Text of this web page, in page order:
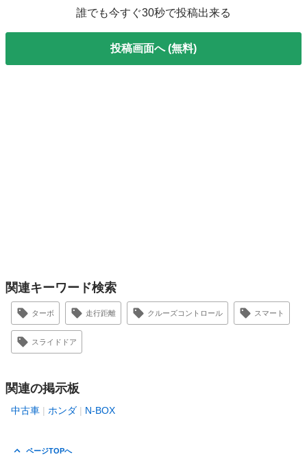
誰でも今すぐ30秒で投稿出来る
投稿画面へ (無料)
関連キーワード検索
ターボ 走行距離 クルーズコントロール スマート
スライドドア
関連の掲示板
中古車 ホンダ N-BOX
ページTOPへ